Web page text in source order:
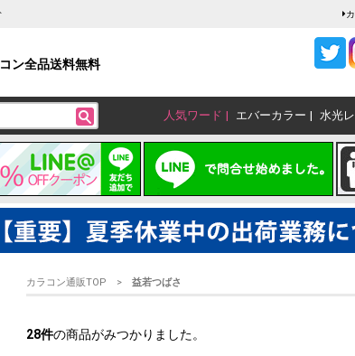
ン全品送料無料
人気ワード エバーカラー 水光
カラコン通販TOP 益若つばさ
28件の商品がみつかりました。